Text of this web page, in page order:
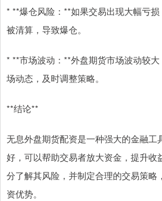
* **爆仓风险：**如果交易出现大幅亏
被清算，导致爆仓。
* **市场波动：**外盘期货市场波动较
场动态，及时调整策略。
**结论**
无息外盘期货配资是一种强大的金融工
好，可以帮助交易者放大资金，提升收
分了解其风险，并制定合理的交易策略
资优势。